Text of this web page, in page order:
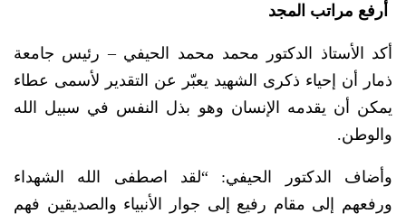
أرفع مراتب المجد
أكد الأستاذ الدكتور محمد محمد الحيفي – رئيس جامعة
ذمار أن إحياء ذكرى الشهيد يعبّر عن التقدير لأسمى عطاء
يمكن أن يقدمه الإنسان وهو بذل النفس في سبيل الله
والوطن.
وأضاف الدكتور الحيفي: “لقد اصطفى الله الشهداء
ورفعهم إلى مقامٍ رفيع إلى جوار الأنبياء والصديقين فهم